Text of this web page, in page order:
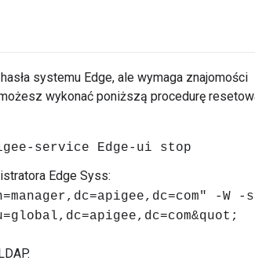
systemu Edge, ale wymaga znajomości
wykonać poniższą procedurę
service Edge-ui stop
Edge Syss:
-W -s